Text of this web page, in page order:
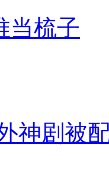
当梳子
神剧被